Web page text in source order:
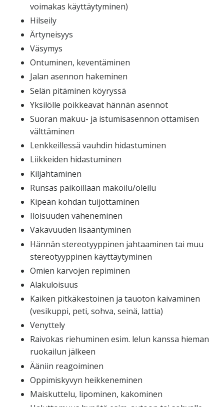
voimakas käyttäytyminen)
Hilseily
Ärtyneisyys
Väsymys
Ontuminen, keventäminen
Jalan asennon hakeminen
Selän pitäminen köyryssä
Yksilölle poikkeavat hännän asennot
Suoran makuu- ja istumisasennon ottamisen
välttäminen
Lenkkeillessä vauhdin hidastuminen
Liikkeiden hidastuminen
Kiljahtaminen
Runsas paikoillaan makoilu/oleilu
Kipeän kohdan tuijottaminen
Iloisuuden väheneminen
Vakavuuden lisääntyminen
Hännän stereotyyppinen jahtaaminen tai muu
stereotyyppinen käyttäytyminen
Omien karvojen repiminen
Alakuloisuus
Kaiken pitkäkestoinen ja tauoton kaivaminen
(vesikuppi, peti, sohva, seinä, lattia)
Venyttely
Raivokas riehuminen esim. lelun kanssa hieman
ruokailun jälkeen
Ääniin reagoiminen
Oppimiskyvyn heikkeneminen
Maiskuttelu, lipominen, kakominen